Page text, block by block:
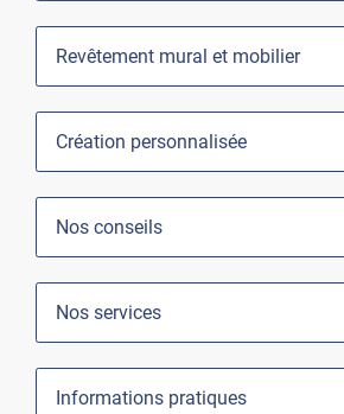
Revêtement mural et mobilier
Création personnalisée
Nos conseils
Nos services
Informations pratiques